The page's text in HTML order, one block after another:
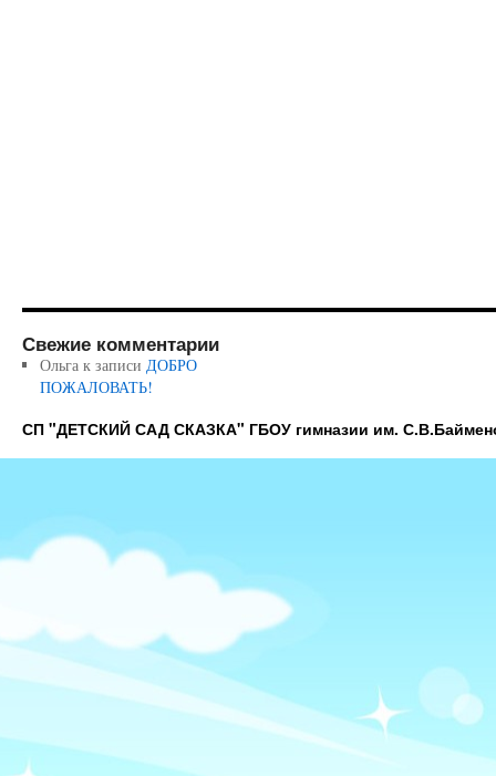
Свежие комментарии
Ольгак записи ДОБРО
ПОЖАЛОВАТЬ!
СП "ДЕТСКИЙ САД СКАЗКА" ГБОУ гимназии им.